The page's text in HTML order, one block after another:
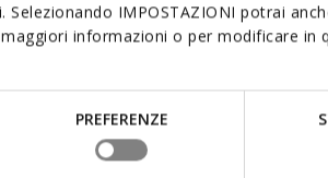
Selezionando IMPOSTAZIONI potrai
informazioni o per modificare in
PREFERENZE